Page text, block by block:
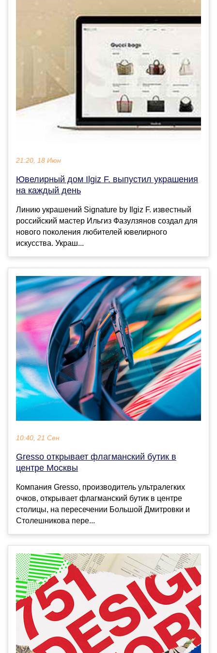
21:20, 18 Июн
Ювелирный дом Ilgiz F. выпустил украшения
на каждый день
Линию украшений Signature by Ilgiz F. известный
российский мастер Ильгиз Фазулзянов создал для
нового поколения любителей ювелирного
искусства. Украш...
10:40, 21 Сен
Gresso открывает флагманский бутик в
центре Москвы
Компания Gresso, производитель ультралегких
очков, открывает флагманский бутик в центре
столицы, на пересечении Большой Дмитровки и
Столешникова пере...